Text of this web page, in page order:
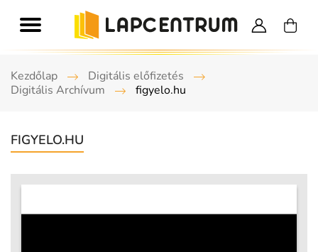
Kezdőlap
Digitális előfizetés
Digitális Archívum
figyelo.hu
FIGYELO.HU